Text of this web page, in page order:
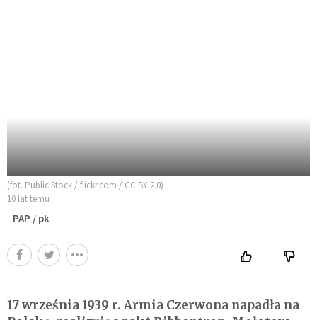
(fot. Public Stock / flickr.com / CC BY 2.0)
10 lat temu
PAP / pk
17 września 1939 r. Armia Czerwona napadła na